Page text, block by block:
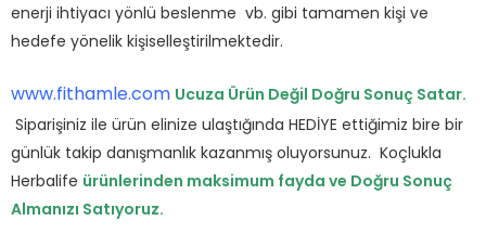
enerji ihtiyacı yönlü beslenme vb. gibi tamamen kişi ve
hedefe yönelik kişiselleştirilmektedir.
www.fithamle.com Ucuza Ürün Değil Doğru Sonuç Satar.
Siparişiniz ile ürün elinize ulaştığında HEDİYE ettiğimiz bire bir
günlük takip danışmanlık kazanmış oluyorsunuz. Koçlukla
Herbalife ürünlerinden maksimum fayda ve Doğru Sonuç
Almanızı Satıyoruz.